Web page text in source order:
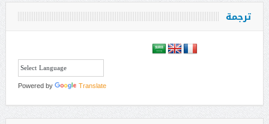
ترجمة
Powered by Translate